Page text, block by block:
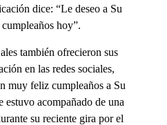
dice: “Le deseo a Su
hoy”.
también ofrecieron sus
en las redes sociales,
muy feliz cumpleaños a Su
acompañado de una
su reciente gira por el